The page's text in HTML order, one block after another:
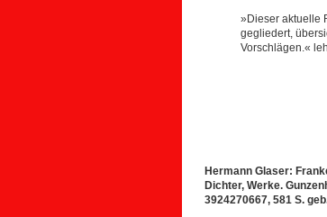
»Dieser aktuelle
gegliedert,
Vorschlägen.«
Hermann Glaser:
Dichter, Werke.
3924270667, 581 S.